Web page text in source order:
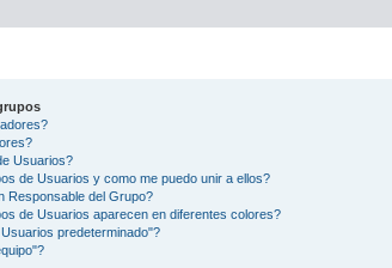
Usuarios?
de Usuarios y como me puedo unir a ellos?
Responsable del Grupo?
de Usuarios aparecen en diferentes colores?
predeterminado"?